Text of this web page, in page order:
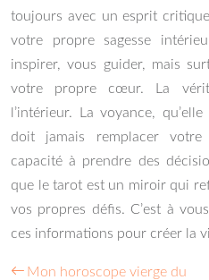
toujours avec un esprit
votre propre sagesse
inspirer, vous guider, mais
votre propre cœur. La
l’intérieur. La voyance,
doit jamais remplacer
capacité à prendre des
que le tarot est un miroir qui
vos propres défis. C’est à
ces informations pour créer la
Mon horoscope vierge du